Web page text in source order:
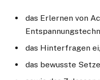
das Erlernen von
das Hinterfragen
das bewusste